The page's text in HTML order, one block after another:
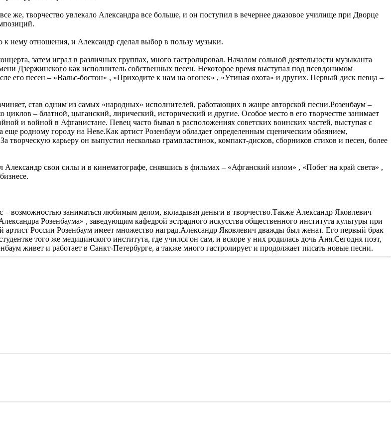
же, творчество увлекало Александра все больше, и он поступил в вечернее джазовое училище при Дворце
к нему отношения, и Александр сделал выбор в пользу музыки.
затем играл в различных группах, много гастролировал. Началом сольной деятельности музыканта
Дзержинского как исполнитель собственных песен. Некоторое время выступал под псевдонимом
его песен – «Вальс-бостон» , «Приходите к нам на огонек» , «Утиная охота» и других. Первый диск певца –
став одним из самых «народных» исполнителей, работающих в жанре авторской песни.Розенбаум –
– блатной, цыганский, лирический, исторический и другие. Особое место в его творчестве занимает
и войной в Афганистане. Певец часто бывал в расположениях советских воинских частей, выступая с
родному городу на Неве.Как артист Розенбаум обладает определенным сценическим обаянием,
карьеру он выпустил несколько грампластинок, компакт-дисков, сборников стихов и песен, более
свои силы и в кинематографе, снявшись в фильмах – «Афганский излом» , «Побег на край света» ,
– возможностью заниматься любимым делом, вкладывая деньги в творчество.Также Александр Яковлевич
Розенбаума» , заведующим кафедрой эстрадного искусства общественного института культуры при
России Розенбаум имеет множество наград.Александр Яковлевич дважды был женат. Его первый брак
того же медицинского института, где учился он сам, и вскоре у них родилась дочь Аня.Сегодня поэт,
живет и работает в Санкт-Петербурге, а также много гастролирует и продолжает писать новые песни.